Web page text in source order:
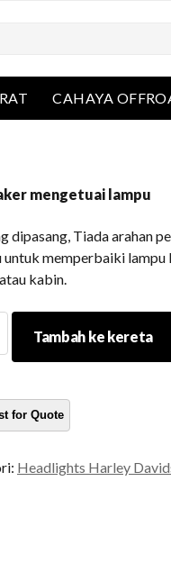
CAHAYA
mengetuai lampu
dipasang, Tiada arahan
untuk memperbaiki lampu
kabin.
Tambah ke kereta
Headlights Harley